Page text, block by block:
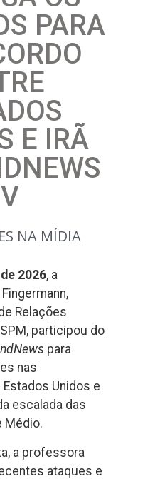
PARA
E IRÃ
NA MÍDIA
2026, a
Relações
participou do
para
nas
Unidos e
escalada das
Médio.
a professora
ataques e